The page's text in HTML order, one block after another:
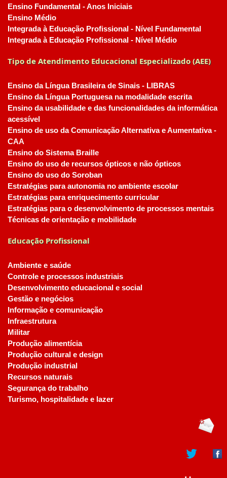
Ensino Fundamental - Anos Iniciais
Ensino Médio
Integrada à Educação Profissional - Nível Fundamental
Integrada à Educação Profissional - Nível Médio
Tipo de Atendimento Educacional Especializado (AEE)
Ensino da Língua Brasileira de Sinais - LIBRAS
Ensino da Língua Portuguesa na modalidade escrita
Ensino da usabilidade e das funcionalidades da informática
acessível
Ensino de uso da Comunicação Alternativa e Aumentativa -
CAA
Ensino do Sistema Braille
Ensino do uso de recursos ópticos e não ópticos
Ensino do uso do Soroban
Estratégias para autonomia no ambiente escolar
Estratégias para enriquecimento curricular
Estratégias para o desenvolvimento de processos mentais
Técnicas de orientação e mobilidade
Educação Profissional
Ambiente e saúde
Controle e processos industriais
Desenvolvimento educacional e social
Gestão e negócios
Informação e comunicação
Infraestrutura
Militar
Produção alimentícia
Produção cultural e design
Produção industrial
Recursos naturais
Segurança do trabalho
Turismo, hospitalidade e lazer